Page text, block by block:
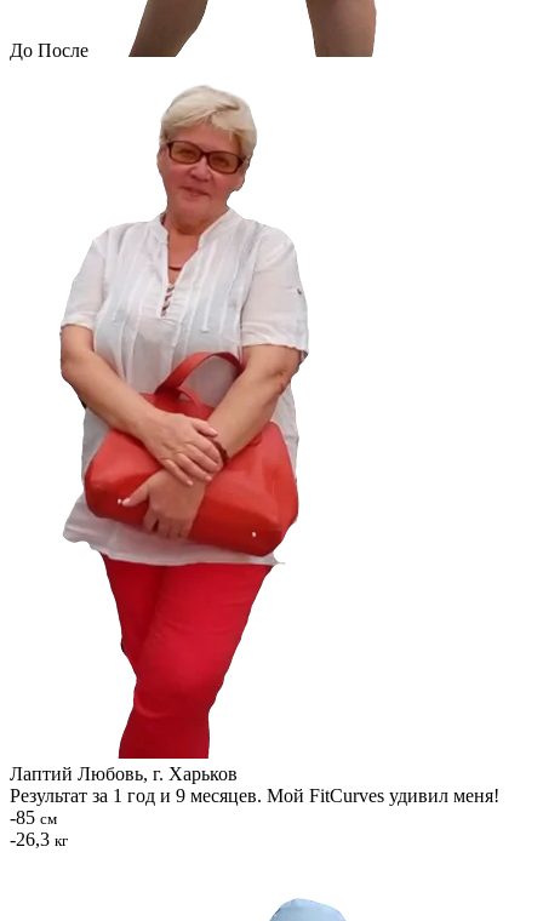
До После
Лаптий Любовь, г. Харьков
Результат за 1 год и 9 месяцев. Мой FitCurves удивил меня!
-85 см
-26,3 кг